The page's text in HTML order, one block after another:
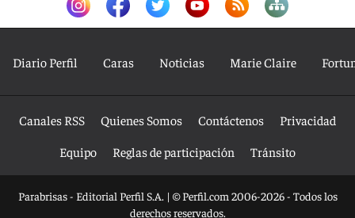
Diario Perfil Caras Noticias Marie Claire
Canales RSS Quienes Somos Contáctenos
Privacidad
Equipo
Reglas de participación Tránsito
Parabrisas - Editorial Perfil S.A. | © Perfil.com 2006-2026 - Todos los
derechos reservados.